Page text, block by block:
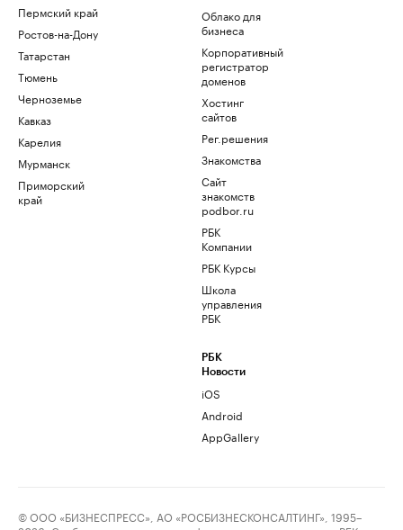
Пермский край
Ростов-на-Дону
Татарстан
Тюмень
Черноземье
Кавказ
Карелия
Мурманск
Приморский
край
Облако для
бизнеса
Корпоративный
регистратор
доменов
Хостинг
сайтов
Рег.решения
Знакомства
Сайт
знакомств
podbor.ru
РБК
Компании
РБК Курсы
Школа
управления
РБК
РБК
Новости
iOS
Android
AppGallery
© ООО «БИЗНЕСПРЕСС», АО «РОСБИЗНЕСКОНСАЛТИНГ», 1995–